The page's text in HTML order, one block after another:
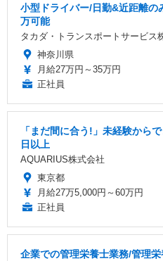
小型ドライバー/日勤&近距離
万可能
タカダ・トランスポートサービス
神奈川県
月給27万円～35万円
正社員
「まだ間に合う!」未経験から
日以上
AQUARIUS株式会社
東京都
月給27万5,000円～60万円
正社員
企業での管理栄養士業務/管理